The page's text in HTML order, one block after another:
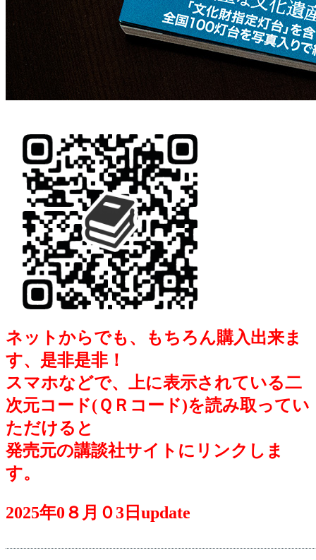
ネットからでも、もちろん購入出来ま
す、是非是非！
スマホなどで、上に表示されている二
次元コード(ＱＲコード)を読み取ってい
ただけると
発売元の講談社サイトにリンクしま
す。
2025年0８月０3日update